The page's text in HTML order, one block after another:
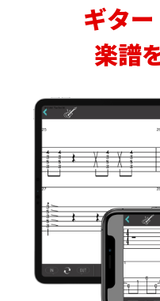
ギタ
楽譜